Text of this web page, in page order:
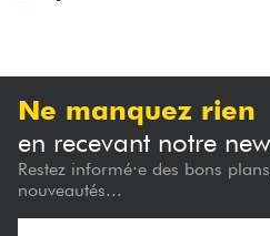
Violons & Quatuor
Eveil Musical
Ne manquez rien
en recevant notre
Restez informé·e des bons
nouveautés...